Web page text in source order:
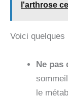
l'arthrose
Voici quelques
Ne pas
le